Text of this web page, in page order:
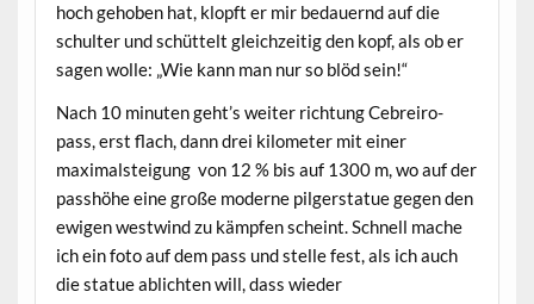
hoch gehoben hat, klopft er mir bedauernd auf die
schulter und schüttelt gleichzeitig den kopf, als ob er
sagen wolle: „Wie kann man nur so blöd sein!“
Nach 10 minuten geht’s weiter richtung Cebreiro-
pass, erst flach, dann drei kilometer mit einer
maximalsteigung von 12 % bis auf 1300 m, wo auf der
passhöhe eine große moderne pilgerstatue gegen den
ewigen westwind zu kämpfen scheint. Schnell mache
ich ein foto auf dem pass und stelle fest, als ich auch
die statue ablichten will, dass wieder